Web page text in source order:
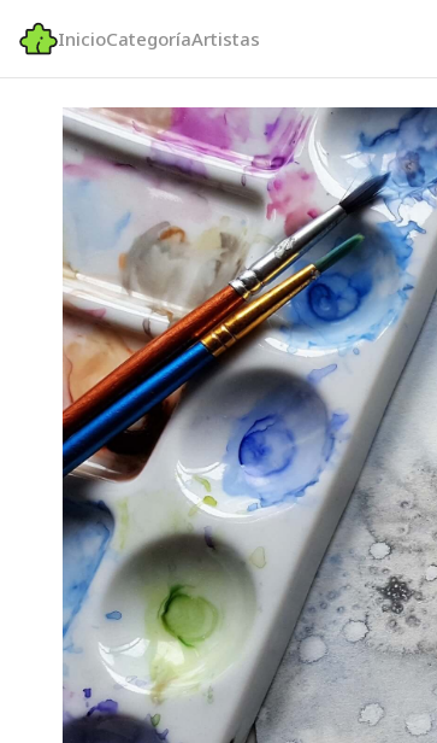
InicioCategoríaArtistas